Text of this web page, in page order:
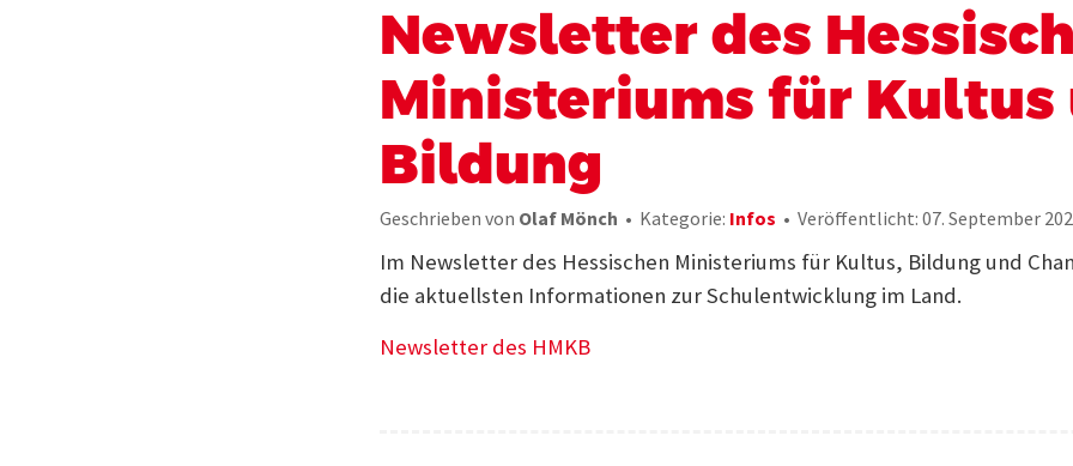
Newsletter des
Ministeriums für Kultus
Bildung
Geschrieben von Olaf Mönch Kategorie: Infos Veröffentlicht: 07. September
Im Newsletter des Hessischen Ministeriums für Kultus, Bildung und
die aktuellsten Informationen zur Schulentwicklung im Land.
Newsletter des HMKB